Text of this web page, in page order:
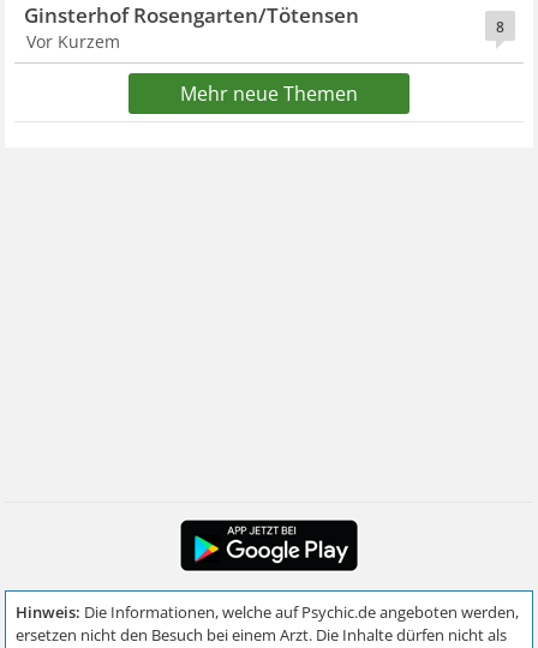
8
Ginsterhof Rosengarten/Tötensen
Vor Kurzem
Mehr neue Themen